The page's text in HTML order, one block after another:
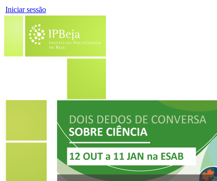
Iniciar sessão